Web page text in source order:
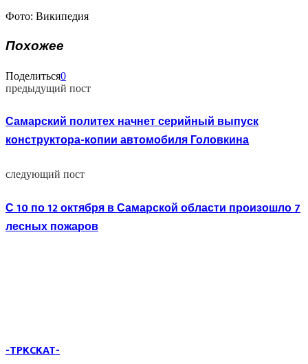
Фото: Википедия
Похожее
Поделиться0
предыдущий пост
Самарский политех начнет серийный выпуск
конструктора-копии автомобиля Головкина
следующий пост
С 10 по 12 октября в Самарской области произошло 7
лесных пожаров
-TPKCKAT-